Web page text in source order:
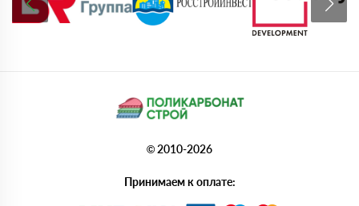
© 2010-2026
Принимаем к оплате: